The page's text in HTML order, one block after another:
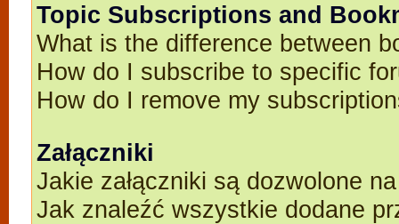
Topic Subscriptions and
What is the difference between
How do I subscribe to specific
How do I remove my
Załączniki
Jakie załączniki są dozwolone
Jak znaleźć wszystkie dodane